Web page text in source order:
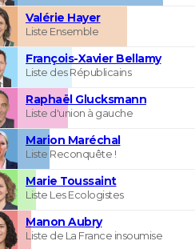
Valérie Hayer
Liste Ensemble
François-Xavier Bellamy
Liste des Républicains
Raphaël Glucksmann
Liste d'union à gauche
Marion Maréchal
Liste Reconquête !
Marie Toussaint
Liste Les Ecologistes
Manon Aubry
Liste de La France insoumise